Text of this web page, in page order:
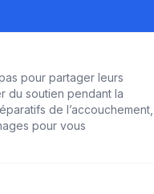
pour partager leurs
du soutien pendant la
de l’accouchement,
pour vous